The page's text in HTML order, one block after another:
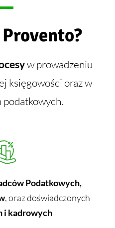
w prowadzeniu
księgowości oraz w
Podatkowych,
, oraz doświadczonych
i kadrowych